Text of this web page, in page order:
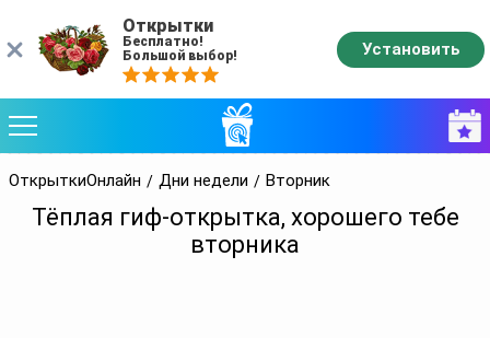
ОткрыткиОнлайн Дни недели Вторник
Тёплая гиф-открытка, хорошего тебе
вторника
Открытки
Бесплатно!
Большой выбор!
Установить